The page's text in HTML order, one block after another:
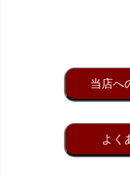
当店へ
よく